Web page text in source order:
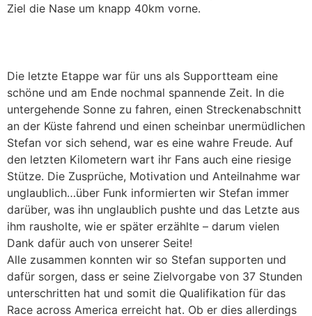
Ziel die Nase um knapp 40km vorne.
Die letzte Etappe war für uns als Supportteam eine
schöne und am Ende nochmal spannende Zeit. In die
untergehende Sonne zu fahren, einen Streckenabschnitt
an der Küste fahrend und einen scheinbar unermüdlichen
Stefan vor sich sehend, war es eine wahre Freude. Auf
den letzten Kilometern wart ihr Fans auch eine riesige
Stütze. Die Zusprüche, Motivation und Anteilnahme war
unglaublich…über Funk informierten wir Stefan immer
darüber, was ihn unglaublich pushte und das Letzte aus
ihm rausholte, wie er später erzählte – darum vielen
Dank dafür auch von unserer Seite!
Alle zusammen konnten wir so Stefan supporten und
dafür sorgen, dass er seine Zielvorgabe von 37 Stunden
unterschritten hat und somit die Qualifikation für das
Race across America erreicht hat. Ob er dies allerdings